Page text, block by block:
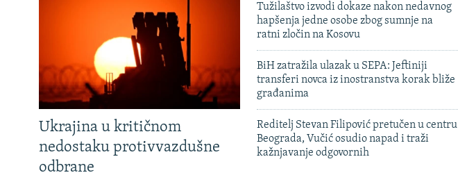
Ukrajina u kritičnom
nedostaku protivvazdušne
odbrane
Tužilaštvo izvodi dokaze nakon nedavnog
hapšenja jedne osobe zbog sumnje na
ratni zločin na Kosovu
BiH zatražila ulazak u SEPA: Jeftiniji
transferi novca iz inostranstva korak bliže
građanima
Reditelj Stevan Filipović pretučen u centru
Beograda, Vučić osudio napad i traži
kažnjavanje odgovornih